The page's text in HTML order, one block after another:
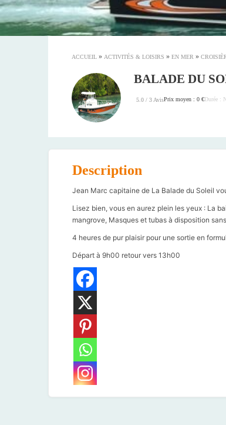
ACCUEIL » ACTIVITÉS & LOISIRS » EN MER »
BALADE DU
5.0 / 3 AvisPrix moyen : 0 €Durée :
Description
Jean Marc capitaine de La Balade du Soleil
Lisez bien, vous en aurez plein les yeux : La
mangrove, Masques et tubas à disposition
4 heures de pur plaisir pour une sortie en
Départ à 9h00 retour vers 13h00